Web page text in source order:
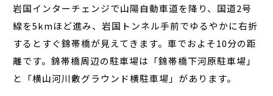
岩国インターチェンジで山陽自動車道を降り、国道2号
線を5kmほど進み、岩国トンネル手前でゆるやかに右折
するとすぐ錦帯橋が見えてきます。車でおよそ10分の距
離です。錦帯橋周辺の駐車場は「錦帯橋下河原駐車場」
と「横山河川敷グラウンド横駐車場」があります。